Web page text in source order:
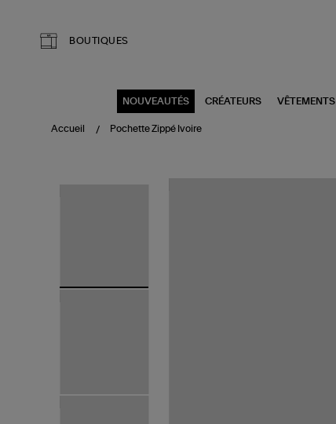
BOUTIQUES
NOUVEAUTÉS CRÉATEURS VÊTEMENTS
Accueil Pochette Zippé Ivoire